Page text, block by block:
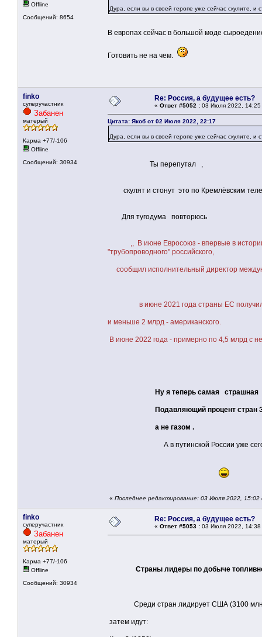
Offline
Сообщений: 8654
Дура, если вы в своей геропе уже сейчас скулите,
В европах сейчас в большой моде
Готовить не на чем.
finko
суперучастник
Забанен
матерый
Карма +77/-106
Offline
Сообщений: 30934
Re: Россия, а будущее есть?
« Ответ #5052 : 03 Июля 2022, 14:25
Цитата: Якоб от 02 Июля 2022, 22:17
Дура, если вы в своей геропе уже сейчас скулите,
Ты перепутал ,
скулят и стонут это по Кремлёвским
Для тугодума повторюсь
,, В июне Евросоюз - впервые в
"трубопроводного" российского,
сообщил исполнительный директор
в июне 2021 года страны ЕС
и меньше 2 млрд - американского.
В июне 2022 года - примерно по 4,5 млрд с
Ну я теперь самая страшная
Подавляющий процент стран
а не газом .
А в путинской России уже сегодня не
« Последнее редактирование: 03 Июля 2022, 15:02
finko
суперучастник
Забанен
матерый
Карма +77/-106
Offline
Сообщений: 30934
Re: Россия, а будущее есть?
« Ответ #5053 : 03 Июля 2022, 14:38
Страны лидеры по добыче
Среди стран лидирует США (3100 млн
затем идут: